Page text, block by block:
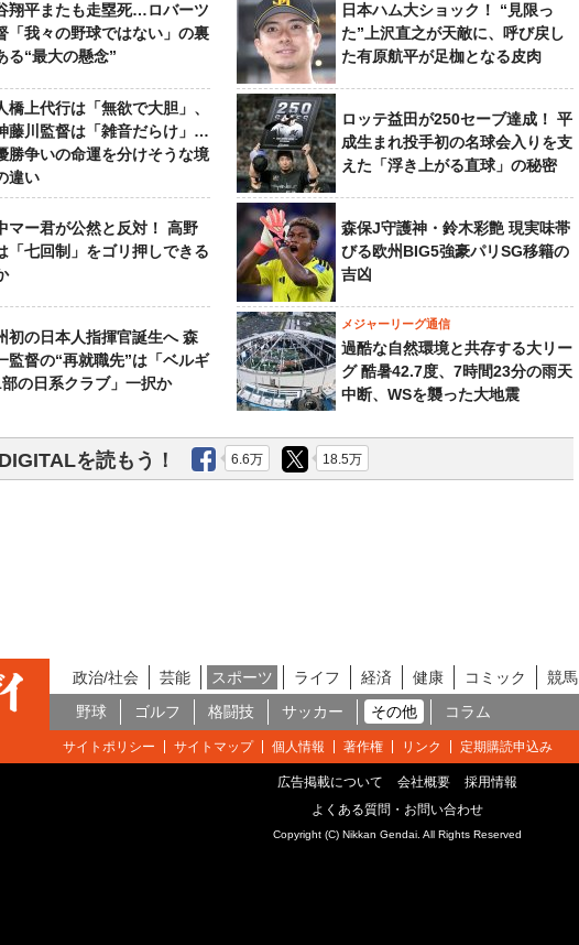
翔平またも走塁死…ロバーツ
「我々の野球ではない」の裏
る“最大の懸念”
日本ハム大ショック！ “見限っ
た”上沢直之が天敵に、呼び戻し
た有原航平が足枷となる皮肉
橋上代行は「無欲で大胆」、
藤川監督は「雑音だらけ」…
勝争いの命運を分けそうな境
違い
ロッテ益田が250セーブ達成！ 平
成生まれ投手初の名球会入りを支
えた「浮き上がる直球」の秘密
マー君が公然と反対！ 高野
「七回制」をゴリ押しできる
森保J守護神・鈴木彩艶 現実味帯
びる欧州BIG5強豪パリSG移籍の
吉凶
初の日本人指揮官誕生へ 森
監督の“再就職先”は「ベルギ
の日系クラブ」一択か
メジャーリーグ通信
過酷な自然環境と共存する大リー
グ 酷暑42.7度、7時間23分の雨天
中断、WSを襲った大地震
を読もう！ 6.6万 18.5万
政治/社会 芸能 スポーツ ライフ 経済 健康 コミック 競馬
野球
ゴルフ 格闘技 サッカー その他 コラム
サイトポリシー サイトマップ 個人情報 著作権 リンク 定期購読申込み
広告掲載について 会社概要
採用情報
よくある質問・お問い合わせ
Copyright (C) Nikkan Gendai. All Rights Reserved